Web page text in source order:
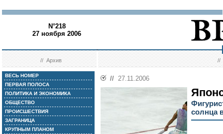
N°218
27 ноября 2006
//Архив //
ВЕСЬ НОМЕР
ПЕРВАЯ ПОЛОСА
ПОЛИТИКА И ЭКОНОМИКА
ОБЩЕСТВО
ПРОИСШЕСТВИЯ
ЗАГРАНИЦА
КРУПНЫМ ПЛАНОМ
// 27.11.2006
солнца